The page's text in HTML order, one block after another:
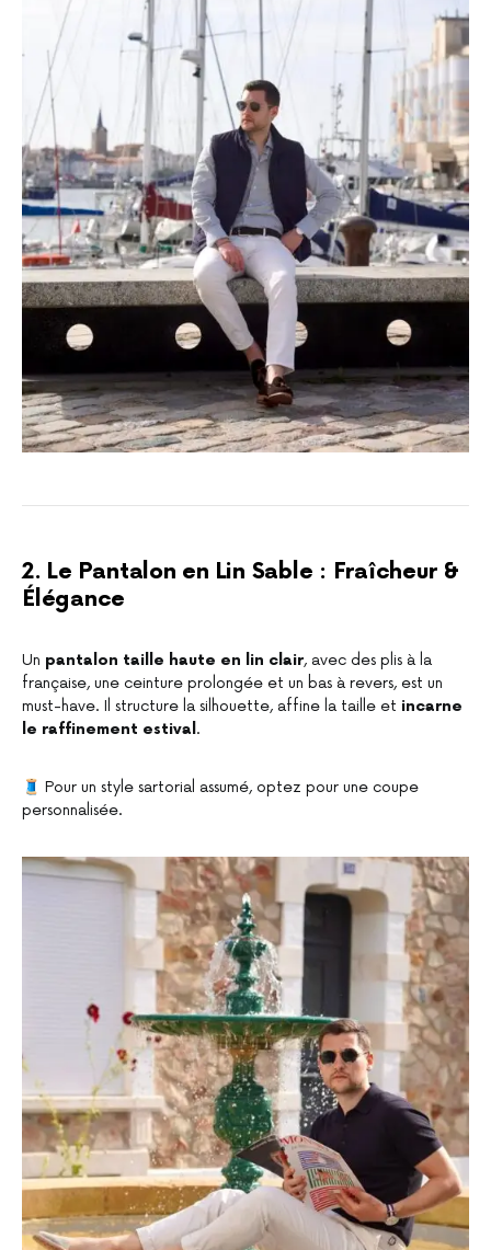
2. Le Pantalon en Lin Sable : Fraîcheur &
Élégance
Un pantalon taille haute en lin clair, avec des plis à la
française, une ceinture prolongée et un bas à revers, est un
must-have. Il structure la silhouette, affine la taille et incarne
le raffinement estival .
🧵 Pour un style sartorial assumé, optez pour une coupe
personnalisée.